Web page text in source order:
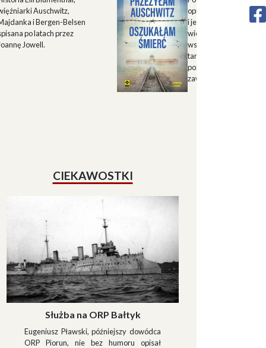
Auschwitz,
i Bergen-Belsen
po latach przez
Jowell.
opisu historii Górnego
i jego mieszkańców w
wieku oraz zapisu
wspomnień
tamtych terenów, które
pozwalają lepiej
zawiłe koleje losu
CIEKAWOSTKI
Służba na ORP Bałtyk
Eugeniusz Pławski, późniejszy dowódca
ORP Piorun, nie bez humoru opisał